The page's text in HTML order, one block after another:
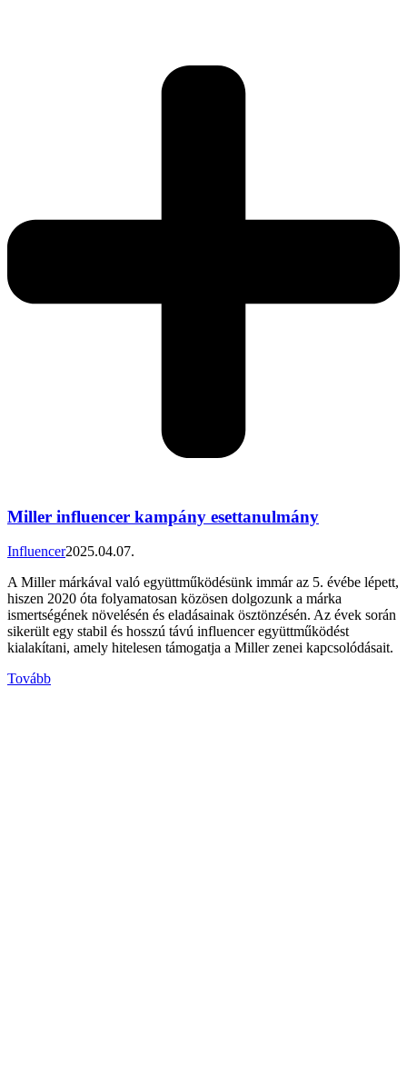
Miller influencer kampány esettanulmány
Influencer2025.04.07.
A Miller márkával való együttműködésünk immár az 5. évébe lépett,
hiszen 2020 óta folyamatosan közösen dolgozunk a márka
ismertségének növelésén és eladásainak ösztönzésén. Az évek során
sikerült egy stabil és hosszú távú influencer együttműködést
kialakítani, amely hitelesen támogatja a Miller zenei kapcsolódásait.
Tovább